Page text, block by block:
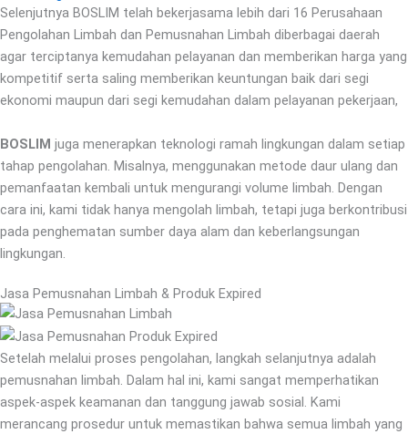
Selenjutnya BOSLIM telah bekerjasama lebih dari 16 Perusahaan
Pengolahan Limbah dan Pemusnahan Limbah diberbagai daerah
agar terciptanya kemudahan pelayanan dan memberikan harga yang
kompetitif serta saling memberikan keuntungan baik dari segi
ekonomi maupun dari segi kemudahan dalam pelayanan pekerjaan,
BOSLIM juga menerapkan teknologi ramah lingkungan dalam setiap
tahap pengolahan. Misalnya, menggunakan metode daur ulang dan
pemanfaatan kembali untuk mengurangi volume limbah. Dengan
cara ini, kami tidak hanya mengolah limbah, tetapi juga berkontribusi
pada penghematan sumber daya alam dan keberlangsungan
lingkungan.
Jasa Pemusnahan Limbah & Produk Expired
Setelah melalui proses pengolahan, langkah selanjutnya adalah
pemusnahan limbah. Dalam hal ini, kami sangat memperhatikan
aspek-aspek keamanan dan tanggung jawab sosial. Kami
merancang prosedur untuk memastikan bahwa semua limbah yang